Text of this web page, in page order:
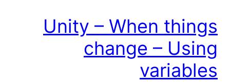
Unity – When things
change – Using
variables